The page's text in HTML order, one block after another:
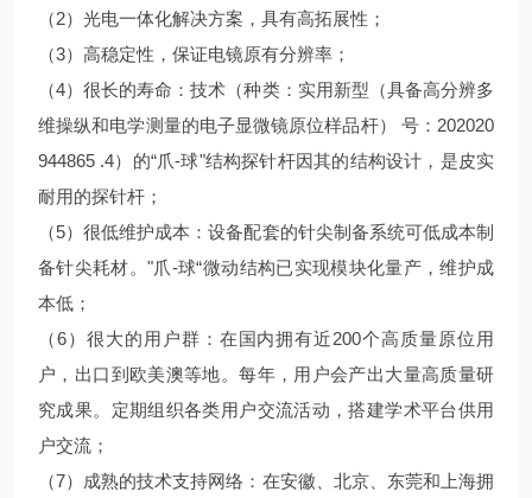
（2）光电一体化解决方案，具有高拓展性；
（3）高稳定性，保证电镜原有分辨率；
（4）很长的寿命：技术（种类：实用新型（具备高分辨多
维操纵和电学测量的电子显微镜原位样品杆） 号：202020
944865 .4）的“爪-球"结构探针杆因其的结构设计，是皮实
耐用的探针杆；
（5）很低维护成本：设备配套的针尖制备系统可低成本制
备针尖耗材。"爪-球“微动结构已实现模块化量产，维护成
本低；
（6）很大的用户群：在国内拥有近200个高质量原位用
户，出口到欧美澳等地。每年，用户会产出大量高质量研
究成果。定期组织各类用户交流活动，搭建学术平台供用
户交流；
（7）成熟的技术支持网络：在安徽、北京、东莞和上海拥